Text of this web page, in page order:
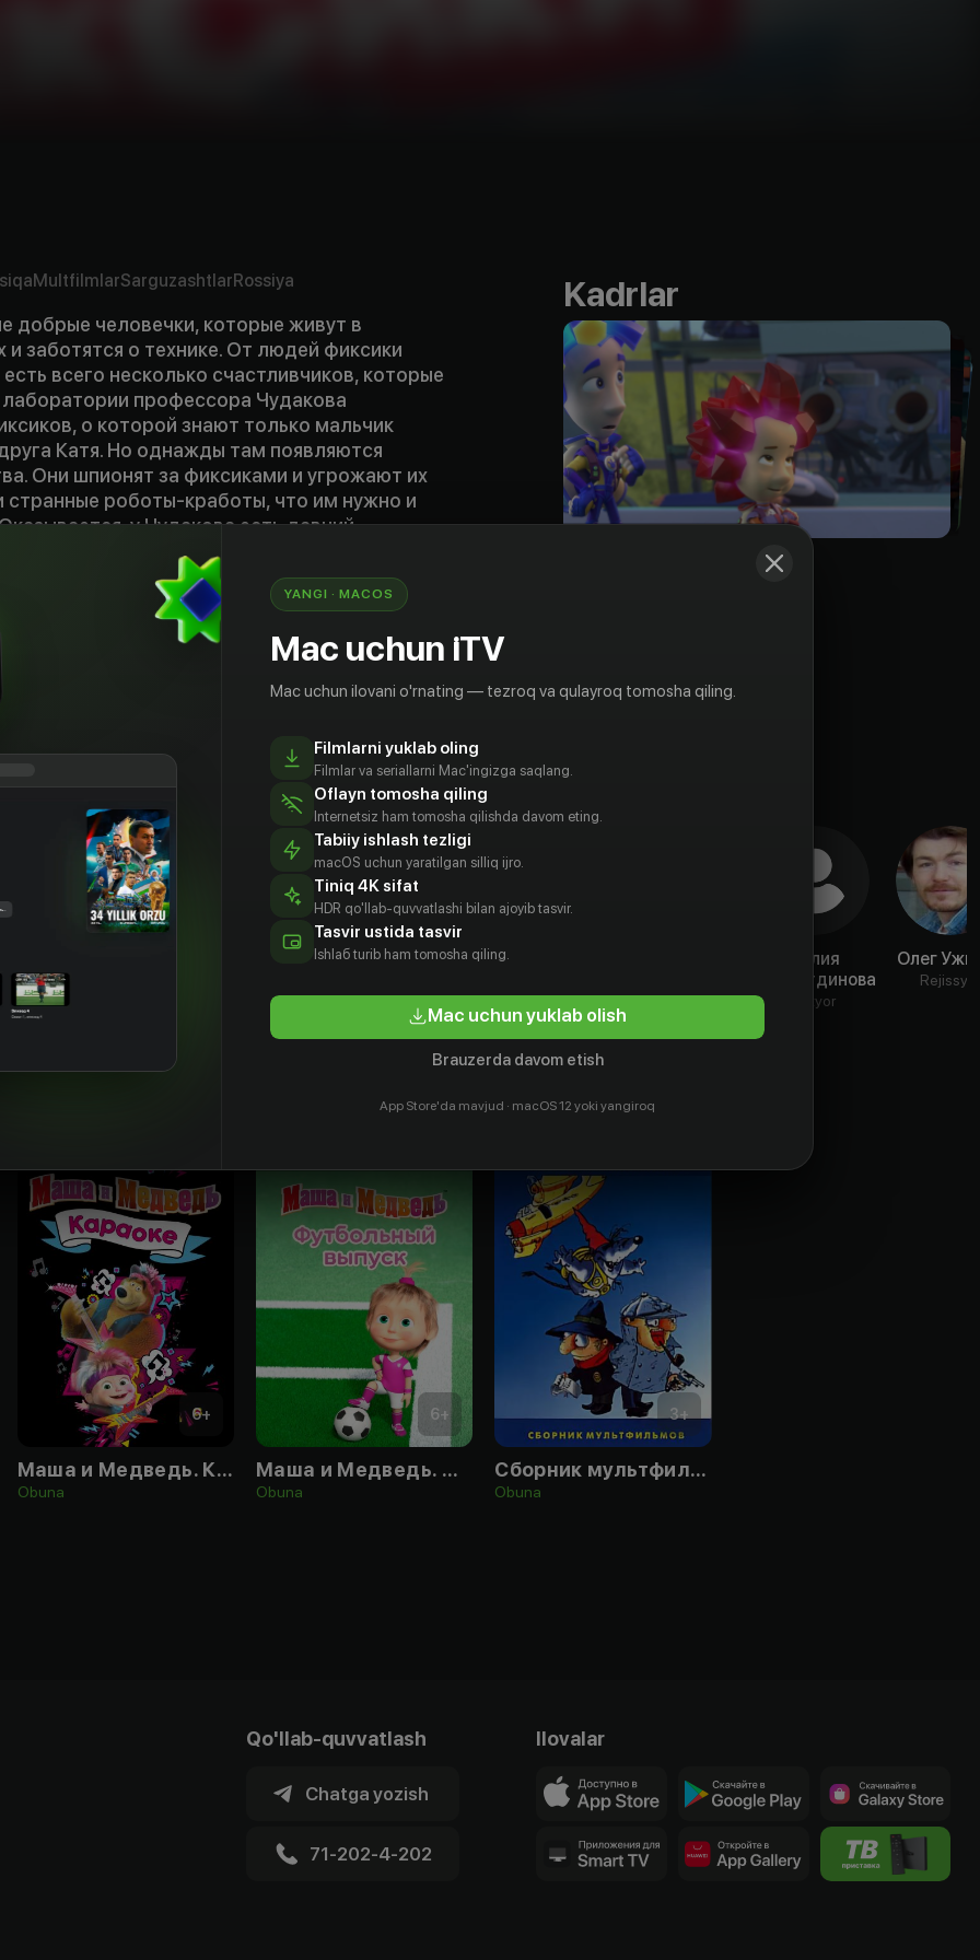
MultfilmlarSarguzashtlarRossiya
добрые человечки, которые живут в
заботятся о технике. От людей фиксики
всего несколько счастливчиков, которые
профессора Чудакова
о которой знают только мальчик
Катя. Но однажды там появляются
Они шпионят за фиксиками и угрожают их
странные роботы-кработы, что им нужно и
у Чудакова есть давний
профессора вызывают на дуэль, чтобы
Новые друзья — Мега и Альт — придут на
и все попадут в невероятный водоворот
Kadrlar
Aktyor
Диомид
Aktyor Aktyor Aktyor
Лилия
Шайхитдинова
Aktyor
Олег
Rejissyor
6+
Маша и Медведь. Караоке
Obuna
6+
Маша и Медведь. Футбольный выпуск
Obuna
3+
Сборник мультфильмов студии "Пилот"
Obuna
Qo'llab-quvvatlash
Chatga yozish
71-202-4-202
Ilovalar
YANGI · MACOS
Mac uchun iTV
Mac uchun ilovani o'rnating — tezroq va qulayroq tomosha qiling.
Filmlarni yuklab oling
Filmlar va seriallarni Mac'ingizga saqlang.
Oflayn tomosha qiling
Internetsiz ham tomosha qilishda davom eting.
Tabiiy ishlash tezligi
macOS uchun yaratilgan silliq ijro.
Tiniq 4K sifat
HDR qo'llab-quvvatlashi bilan ajoyib tasvir.
Tasvir ustida tasvir
Ishlаб turib ham tomosha qiling.
Mac uchun yuklab olish
Brauzerda davom etish
App Store'da mavjud · macOS 12 yoki yangiroq